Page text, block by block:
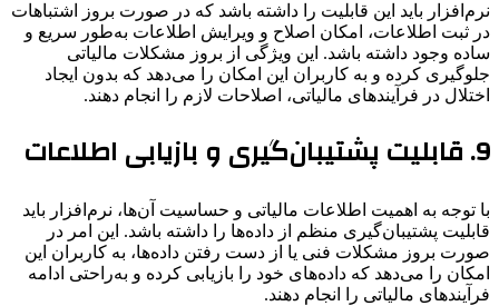
نرم‌افزار باید این قابلیت را داشته باشد که در صورت بروز اشتباهات
در ثبت اطلاعات، امکان اصلاح و ویرایش اطلاعات به‌طور سریع و
ساده وجود داشته باشد. این ویژگی از بروز مشکلات مالیاتی
جلوگیری کرده و به کاربران این امکان را می‌دهد که بدون ایجاد
اختلال در فرآیندهای مالیاتی، اصلاحات لازم را انجام دهند.
9. قابلیت پشتیبان‌گیری و بازیابی اطلاعات
با توجه به اهمیت اطلاعات مالیاتی و حساسیت آن‌ها، نرم‌افزار باید
قابلیت پشتیبان‌گیری منظم از داده‌ها را داشته باشد. این امر در
صورت بروز مشکلات فنی یا از دست رفتن داده‌ها، به کاربران این
امکان را می‌دهد که داده‌های خود را بازیابی کرده و به‌راحتی ادامه
فرآیندهای مالیاتی را انجام دهند.